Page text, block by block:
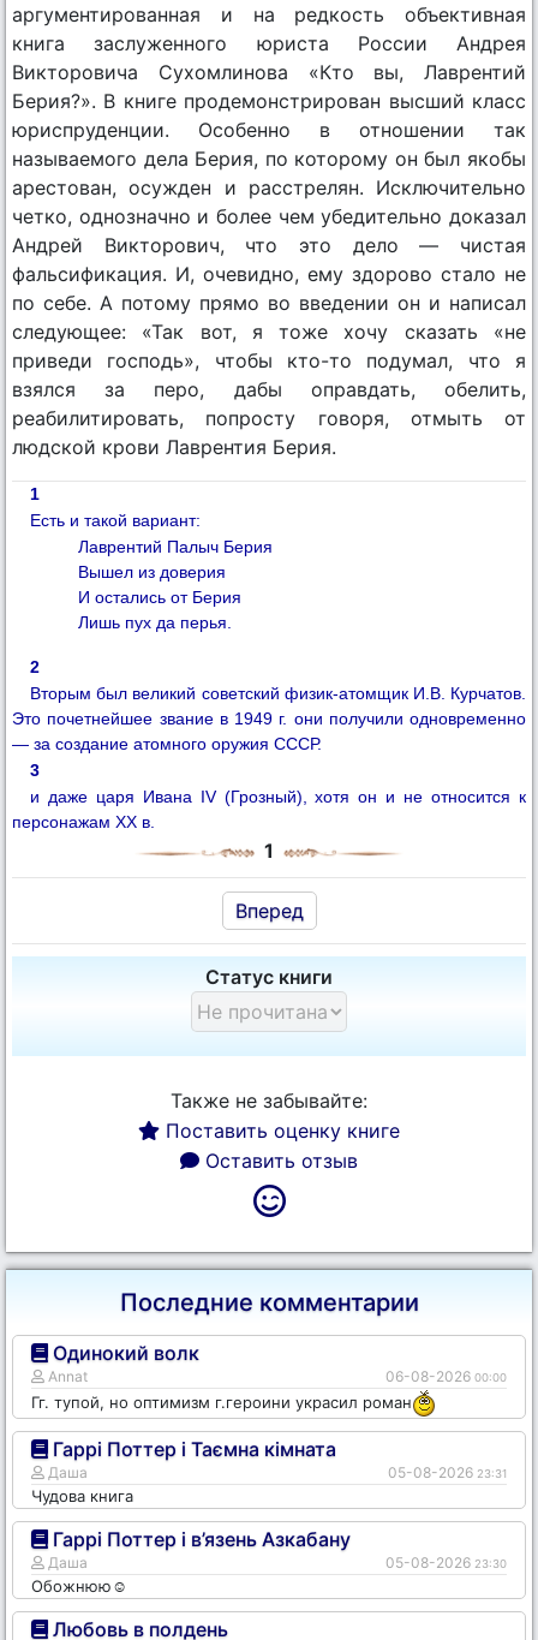
аргументированная и на редкость объективная
книга заслуженного юриста России Андрея
Викторовича Сухомлинова «Кто вы, Лаврентий
Берия?». В книге продемонстрирован высший класс
юриспруденции. Особенно в отношении так
называемого дела Берия, по которому он был якобы
арестован, осужден и расстрелян. Исключительно
четко, однозначно и более чем убедительно доказал
Андрей Викторович, что это дело — чистая
фальсификация. И, очевидно, ему здорово стало не
по себе. А потому прямо во введении он и написал
следующее: «Так вот, я тоже хочу сказать «не
приведи господь», чтобы кто-то подумал, что я
взялся за перо, дабы оправдать, обелить,
реабилитировать, попросту говоря, отмыть от
людской крови Лаврентия Берия.
1
Есть и такой вариант:
Лаврентий Палыч Берия
Вышел из доверия
И остались от Берия
Лишь пух да перья.
2
Вторым был великий советский физик-атомщик И.В. Курчатов.
Это почетнейшее звание в 1949 г. они получили одновременно
— за создание атомного оружия СССР.
3
и даже царя Ивана IV (Грозный), хотя он и не относится к
персонажам XX в.
1
Вперед
Статус книги
Также не забывайте:
Поставить оценку книге
Оставить отзыв
Последние комментарии
Одинокий волк
Annat 06-08-2026 00:00
Гг. тупой, но оптимизм г.героини украсил роман
Гаррі Поттер і Таємна кімната
Даша 05-08-2026 23:31
Чудова книга
Гаррі Поттер і в’язень Азкабану
Даша 05-08-2026 23:30
Обожнюю☺️
Любовь в полдень